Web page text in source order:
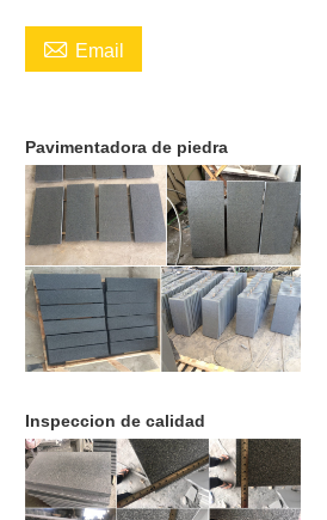
 Email
Pavimentadora de piedra
Inspeccion de calidad